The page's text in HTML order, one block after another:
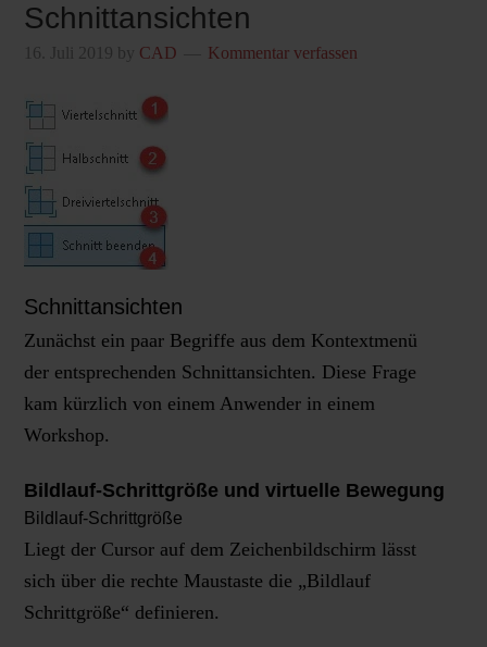
Schnittansichten
16. Juli 2019 by CAD Kommentar verfassen
Schnittansichten
Zunächst ein paar Begriffe aus dem Kontextmenü
der entsprechenden Schnittansichten. Diese Frage
kam kürzlich von einem Anwender in einem
Workshop.
Bildlauf-Schrittgröße und virtuelle Bewegung
Bildlauf-Schrittgröße
Liegt der Cursor auf dem Zeichenbildschirm lässt
sich über die rechte Maustaste die „Bildlauf
Schrittgröße“ definieren.